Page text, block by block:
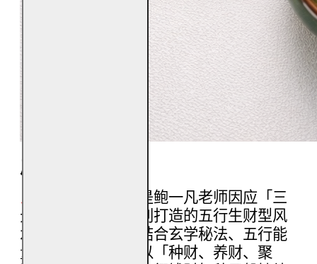
产品定位
，是鲍一凡老师因应「三
元九运」到来，特别打造的五行生财型风
水宝物。整体结构结合玄学秘法、五行能
量与大自然灵性，以「种财、养财、聚